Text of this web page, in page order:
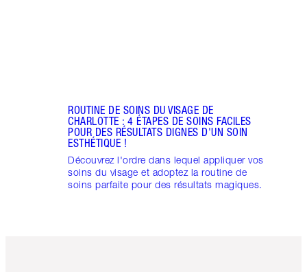
ROUTINE DE SOINS DU VISAGE DE
CHARLOTTE : 4 ÉTAPES DE SOINS FACILES
POUR DES RÉSULTATS DIGNES D'UN SOIN
ESTHÉTIQUE !
Découvrez l'ordre dans lequel appliquer vos
soins du visage et adoptez la routine de
soins parfaite pour des résultats magiques.